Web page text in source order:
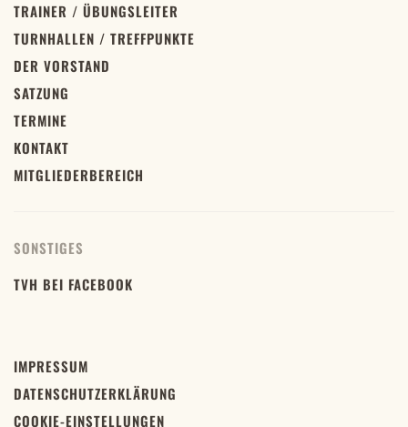
TRAINER / ÜBUNGSLEITER
TURNHALLEN / TREFFPUNKTE
DER VORSTAND
SATZUNG
TERMINE
KONTAKT
MITGLIEDERBEREICH
SONSTIGES
TVH BEI FACEBOOK
IMPRESSUM
DATENSCHUTZERKLÄRUNG
COOKIE-EINSTELLUNGEN